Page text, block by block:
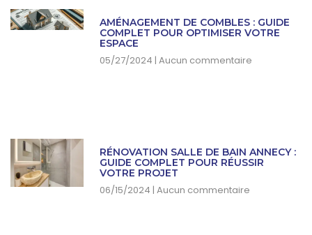
AMÉNAGEMENT DE COMBLES : GUIDE
COMPLET POUR OPTIMISER VOTRE
ESPACE
05/27/2024 Aucun commentaire
RÉNOVATION SALLE DE BAIN ANNECY :
GUIDE COMPLET POUR RÉUSSIR
VOTRE PROJET
06/15/2024 Aucun commentaire